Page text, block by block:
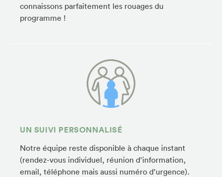
connaissons parfaitement les rouages du
programme !
UN SUIVI PERSONNALISÉ
Notre équipe reste disponible à chaque instant
(rendez-vous individuel, réunion d’information,
email, téléphone mais aussi numéro d’urgence).